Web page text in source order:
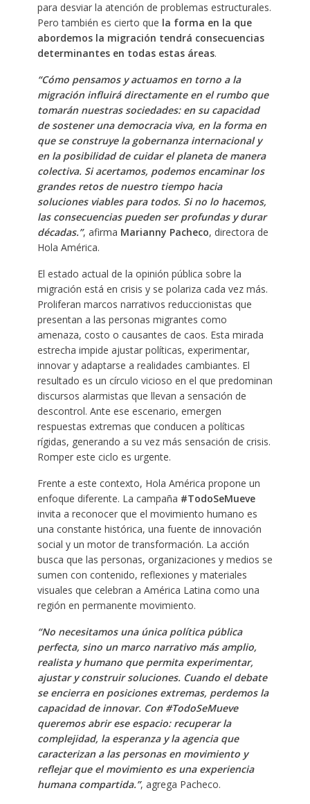
para desviar la atención de problemas estructurales.
Pero también es cierto que la forma en la que
abordemos la migración tendrá consecuencias
determinantes en todas estas áreas.
“Cómo pensamos y actuamos en torno a la
migración influirá directamente en el rumbo que
tomarán nuestras sociedades: en su capacidad
de sostener una democracia viva, en la forma en
que se construye la gobernanza internacional y
en la posibilidad de cuidar el planeta de manera
colectiva. Si acertamos, podemos encaminar los
grandes retos de nuestro tiempo hacia
soluciones viables para todos. Si no lo hacemos,
las consecuencias pueden ser profundas y durar
décadas.”, afirma Marianny Pacheco, directora de
Hola América.
El estado actual de la opinión pública sobre la
migración está en crisis y se polariza cada vez más.
Proliferan marcos narrativos reduccionistas que
presentan a las personas migrantes como
amenaza, costo o causantes de caos. Esta mirada
estrecha impide ajustar políticas, experimentar,
innovar y adaptarse a realidades cambiantes. El
resultado es un círculo vicioso en el que predominan
discursos alarmistas que llevan a sensación de
descontrol. Ante ese escenario, emergen
respuestas extremas que conducen a políticas
rígidas, generando a su vez más sensación de crisis.
Romper este ciclo es urgente.
Frente a este contexto, Hola América propone un
enfoque diferente. La campaña #TodoSeMueve
invita a reconocer que el movimiento humano es
una constante histórica, una fuente de innovación
social y un motor de transformación. La acción
busca que las personas, organizaciones y medios se
sumen con contenido, reflexiones y materiales
visuales que celebran a América Latina como una
región en permanente movimiento.
“No necesitamos una única política pública
perfecta, sino un marco narrativo más amplio,
realista y humano que permita experimentar,
ajustar y construir soluciones. Cuando el debate
se encierra en posiciones extremas, perdemos la
capacidad de innovar. Con #TodoSeMueve
queremos abrir ese espacio: recuperar la
complejidad, la esperanza y la agencia que
caracterizan a las personas en movimiento y
reflejar que el movimiento es una experiencia
humana compartida.”, agrega Pacheco.